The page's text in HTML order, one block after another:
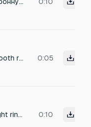
3-5s clean, smooth ringtone, arpeggio A-C-E played one note at a time with short pauses, ending with full A-C-E chord, soft digital blips, premium, playful yet elegant, seamless loopable. 0:05
3-5s clean, bright ringtone, arpeggio of notes A-C-E, soft digital blips, gentle metallic textures, playful yet elegant, premium, seamless loopable, globally appealing, iconic signature sound. 0:10